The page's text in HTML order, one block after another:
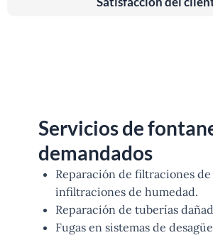
Servicios de
demandados
Reparación de filtraciones de
infiltraciones de humedad.
Reparación de tuberías
Fugas en sistemas de